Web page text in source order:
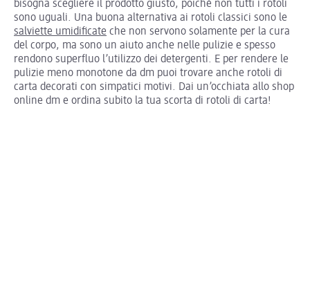
bisogna scegliere il prodotto giusto, poiché non tutti i rotoli
sono uguali. Una buona alternativa ai rotoli classici sono le
salviette umidificate che non servono solamente per la cura
del corpo, ma sono un aiuto anche nelle pulizie e spesso
rendono superfluo l’utilizzo dei detergenti. E per rendere le
pulizie meno monotone da dm puoi trovare anche rotoli di
carta decorati con simpatici motivi. Dai un’occhiata allo shop
online dm e ordina subito la tua scorta di rotoli di carta!